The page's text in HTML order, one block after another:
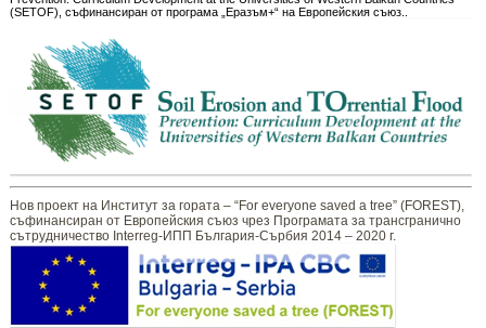
(SETOF), съфинансиран от програма „Еразъм+“ на Европейския съюз..
Нов проект на Институт за гората – “For everyone saved a tree” (FOREST),
съфинансиран от Европейския съюз чрез Програмата за трансгранично
сътрудничество Interreg-ИПП България-Сърбия 2014 – 2020 г.